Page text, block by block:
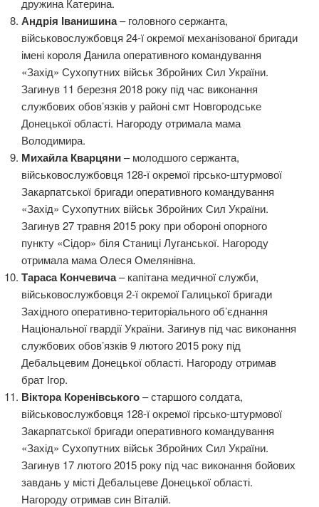
дружина Катерина.
Андрія Іванишина– головного сержанта,
військовослужбовця 24-ї окремої механізованої бригади
імені короля Данила оперативного командування
«Захід» Сухопутних військ Збройних Сил України.
Загинув 11 березня 2018 року під час виконання
службових обов’язків у районі смт Новгородське
Донецької області. Нагороду отримала мама
Володимира.
Михайла Кварцяни– молодшого сержанта,
військовослужбовця 128-ї окремої гірсько-штурмової
Закарпатської бригади оперативного командування
«Захід» Сухопутних військ Збройних Сил України.
Загинув 27 травня 2015 року при обороні опорного
пункту «Сідор» біля Станиці Луганської. Нагороду
отримала мама Олеся Омелянівна.
Тараса Кончевича– капітана медичної служби,
військовослужбовця 2-ї окремої Галицької бригади
Західного оперативно-територіального об’єднання
Національної гвардії України. Загинув під час виконання
службових обов’язків 9 лютого 2015 року під
Дебальцевим Донецької області. Нагороду отримав
брат Ігор.
Віктора Коренівського– старшого солдата,
військовослужбовця 128-ї окремої гірсько-штурмової
Закарпатської бригади оперативного командування
«Захід» Сухопутних військ Збройних Сил України.
Загинув 17 лютого 2015 року під час виконання бойових
завдань у місті Дебальцеве Донецької області.
Нагороду отримав син Віталій.